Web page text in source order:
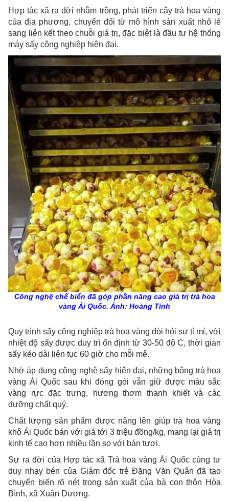
Hợp tác xã ra đời nhằm trồng, phát triển cây trà hoa vàng
của địa phương, chuyển đổi từ mô hình sản xuất nhỏ lẻ
sang liên kết theo chuỗi giá trị, đặc biệt là đầu tư hệ thống
máy sấy công nghiệp hiện đại.
Công nghệ chế biến đã góp phần nâng cao giá trị trà hoa
vàng Ái Quốc. Ảnh: Hoàng Tính
Quy trình sấy công nghiệp trà hoa vàng đòi hỏi sự tỉ mỉ, với
nhiệt độ sấy được duy trì ổn định từ 30-50 độ C, thời gian
sấy kéo dài liên tục 60 giờ cho mỗi mẻ.
Nhờ áp dụng công nghệ sấy hiện đại, những bông trà hoa
vàng Ái Quốc sau khi đóng gói vẫn giữ được màu sắc
vàng rực đặc trưng, hương thơm thanh khiết và các
dưỡng chất quý.
Chất lượng sản phẩm được nâng lên giúp trà hoa vàng
khô Ái Quốc bán với giá tới 3 triệu đồng/kg, mang lại giá trị
kinh tế cao hơn nhiều lần so với bán tươi.
Sự ra đời của Hợp tác xã Trà hoa vàng Ái Quốc cùng tư
duy nhạy bén của Giám đốc trẻ Đặng Văn Quân đã tạo
chuyển biến rõ nét trong sản xuất của bà con thôn Hòa
Bình, xã Xuân Dương.